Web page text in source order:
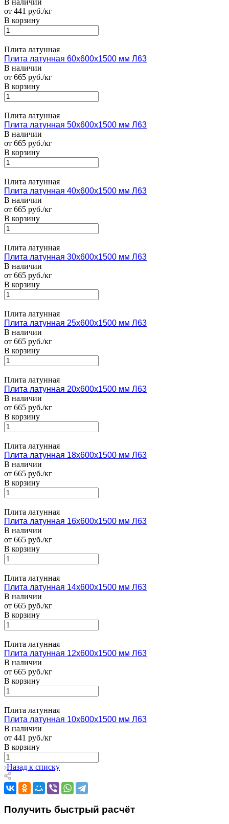
от 441 руб./кг
В корзину
Плита латунная
Плита латунная 60х600х1500 мм Л63
В наличии
от 665 руб./кг
В корзину
Плита латунная
Плита латунная 50х600х1500 мм Л63
В наличии
от 665 руб./кг
В корзину
Плита латунная
Плита латунная 40х600х1500 мм Л63
В наличии
от 665 руб./кг
В корзину
Плита латунная
Плита латунная 30х600х1500 мм Л63
В наличии
от 665 руб./кг
В корзину
Плита латунная
Плита латунная 25х600х1500 мм Л63
В наличии
от 665 руб./кг
В корзину
Плита латунная
Плита латунная 20х600х1500 мм Л63
В наличии
от 665 руб./кг
В корзину
Плита латунная
Плита латунная 18х600х1500 мм Л63
В наличии
от 665 руб./кг
В корзину
Плита латунная
Плита латунная 16х600х1500 мм Л63
В наличии
от 665 руб./кг
В корзину
Плита латунная
Плита латунная 14х600х1500 мм Л63
В наличии
от 665 руб./кг
В корзину
Плита латунная
Плита латунная 12х600х1500 мм Л63
В наличии
от 665 руб./кг
В корзину
Плита латунная
Плита латунная 10х600х1500 мм Л63
В наличии
от 441 руб./кг
В корзину
Назад к списку
Получить быстрый расчёт